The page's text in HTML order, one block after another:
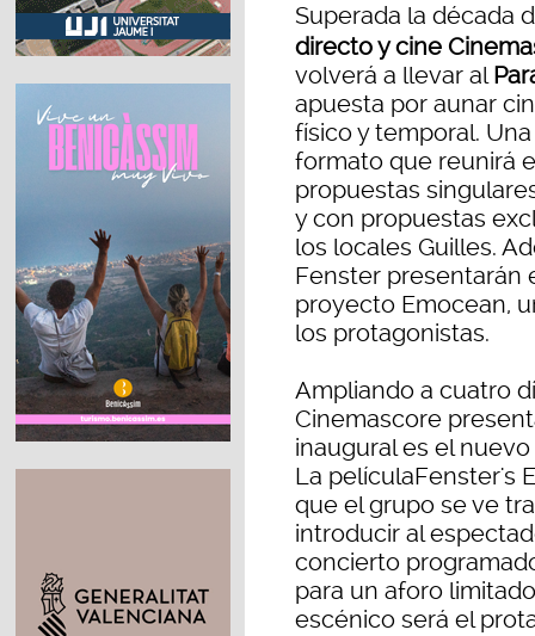
Superada la década
directo y cine
volverá a llevar al
apuesta por aunar
físico y temporal.
formato que reunirá
propuestas
y con propuestas
los locales Guilles.
Fenster presentarán
proyecto Emocean,
los protagonistas.
Ampliando a cuatro
Cinemascore
inaugural es el
La películaFenster's
que el grupo se ve
introducir al
concierto
para un aforo
escénico será el